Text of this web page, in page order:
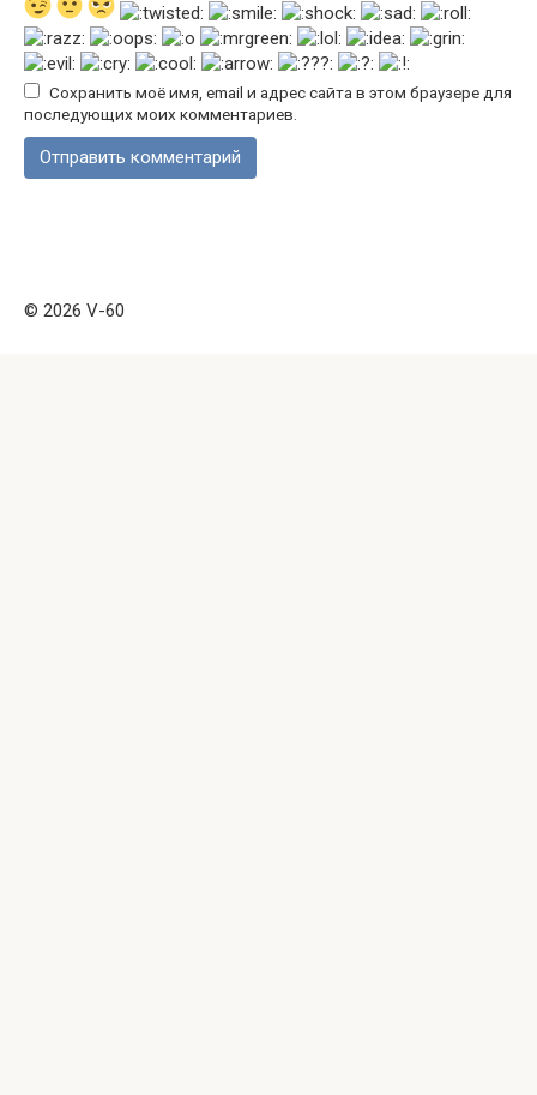
Сохранить моё имя, email и адрес сайта в этом браузере для
последующих моих комментариев.
© 2026 V-60